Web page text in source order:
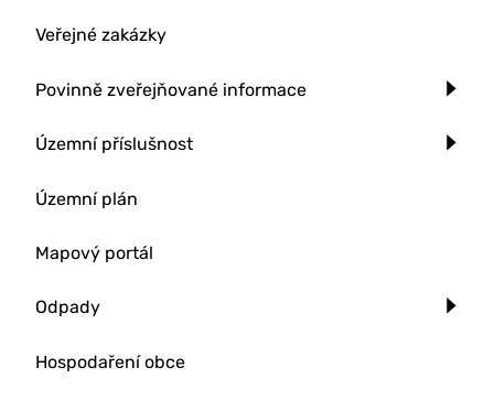
Veřejné zakázky
Povinně zveřejňované informace
Územní příslušnost
Územní plán
Mapový portál
Odpady
Hospodaření obce